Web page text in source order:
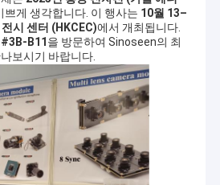
쁘게 생각합니다. 이 행사는 10월 13–
시 센터 (HKCEC)에서 개최됩니다.
B11 을 방문하여 Sinoseen의 최
보시기 바랍니다.